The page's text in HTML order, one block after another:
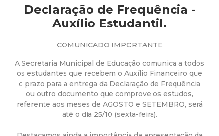
u
a
M
u
Declaração de Frequência -
Auxílio Estudantil.
COMUNICADO IMPORTANTE
A Secretaria Municipal de Educação comunica a todos
os estudantes que recebem o Auxílio Financeiro que
o prazo para a entrega da Declaração de Frequência
ou outro documento que comprove os estudos,
referente aos meses de AGOSTO e SETEMBRO, será
até o dia 25/10 (sexta-feira).